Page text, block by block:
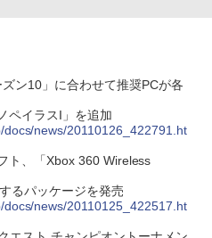
ン10」に合わせて推奨PCが各
ペイラスI」を追加
news/20110126_422791.ht
ト、「Xbox 360 Wireless
るパッケージを発売
news/20110125_422517.ht